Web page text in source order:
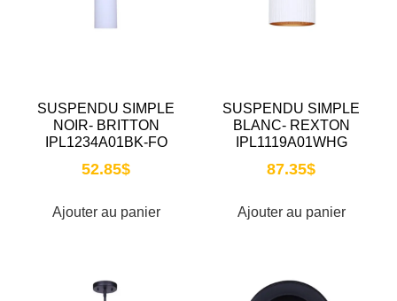
SUSPENDU SIMPLE
NOIR- BRITTON
IPL1234A01BK-FO
52.85$
Ajouter au panier
SUSPENDU SIMPLE
BLANC- REXTON
IPL1119A01WHG
87.35$
Ajouter au panier